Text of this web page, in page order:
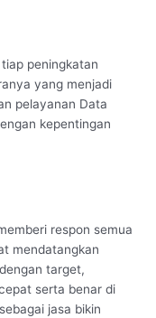
peningkatan
yang menjadi
pelayanan Data
kepentingan
respon semua
mendatangkan
target,
serta benar di
jasa bikin